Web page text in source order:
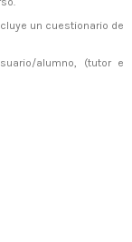
un cuestionario de
alumno, (tutor e